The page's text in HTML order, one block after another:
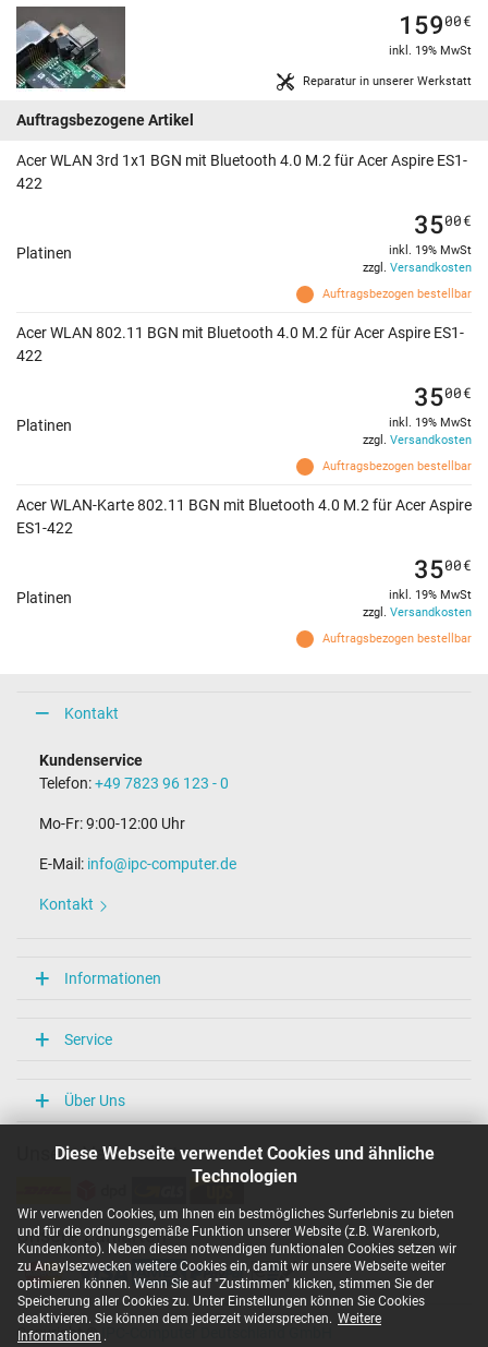
Diese Webseite verwendet Cookies und ähnliche
Technologien
Wir verwenden Cookies, um Ihnen ein bestmögliches Surferlebnis zu bieten
und für die ordnungsgemäße Funktion unserer Website (z.B. Warenkorb,
Kundenkonto). Neben diesen notwendigen funktionalen Cookies setzen wir
zu Anaylsezwecken weitere Cookies ein, damit wir unsere Webseite weiter
optimieren können. Wenn Sie auf "Zustimmen" klicken, stimmen Sie der
Speicherung aller Cookies zu. Unter Einstellungen können Sie Cookies
deaktivieren. Sie können dem jederzeit widersprechen. Weitere
Informationen .
Reparatur in unserer Werkstatt
15900€
inkl. 19% MwSt
Auftragsbezogene Artikel
Acer WLAN 3rd 1x1 BGN mit Bluetooth 4.0 M.2 für Acer Aspire ES1-
422
Platinen
Auftragsbezogen bestellbar
3500€
inkl. 19% MwSt
zzgl. Versandkosten
Acer WLAN 802.11 BGN mit Bluetooth 4.0 M.2 für Acer Aspire ES1-
422
Platinen
Auftragsbezogen bestellbar
3500€
inkl. 19% MwSt
zzgl. Versandkosten
Acer WLAN-Karte 802.11 BGN mit Bluetooth 4.0 M.2 für Acer Aspire
ES1-422
Platinen
Auftragsbezogen bestellbar
3500€
inkl. 19% MwSt
zzgl. Versandkosten
Kontakt
Kundenservice
Telefon:+49 7823 96 123 - 0
Mo-Fr: 9:00-12:00 Uhr
E-Mail: info@ipc-computer.de
Kontakt
Informationen
Service
Über Uns
Unsere Versandarten
Unsere Zahlarten
Copyright ©